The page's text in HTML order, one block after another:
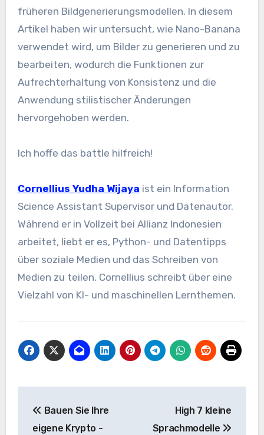
früheren Bildgenerierungsmodellen. In diesem
Artikel haben wir untersucht, wie Nano-Banana
verwendet wird, um Bilder zu generieren und zu
bearbeiten, wodurch die Funktionen zur
Aufrechterhaltung von Konsistenz und die
Anwendung stilistischer Änderungen
hervorgehoben werden.
Ich hoffe das battle hilfreich!
Cornellius Yudha Wijaya ist ein Information
Science Assistant Supervisor und Datenautor.
Während er in Vollzeit bei Allianz Indonesien
arbeitet, liebt er es, Python- und Datentipps
über soziale Medien und das Schreiben von
Medien zu teilen. Cornellius schreibt über eine
Vielzahl von KI- und maschinellen Lernthemen.
Navigation
Bauen Sie Ihre
eigene Krypto -
High 7 kleine
Sprachmodelle